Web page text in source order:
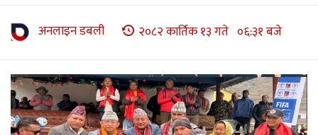
अनलाइन डबली २०८२ कार्तिक १३ गते ०६:३१ बजे